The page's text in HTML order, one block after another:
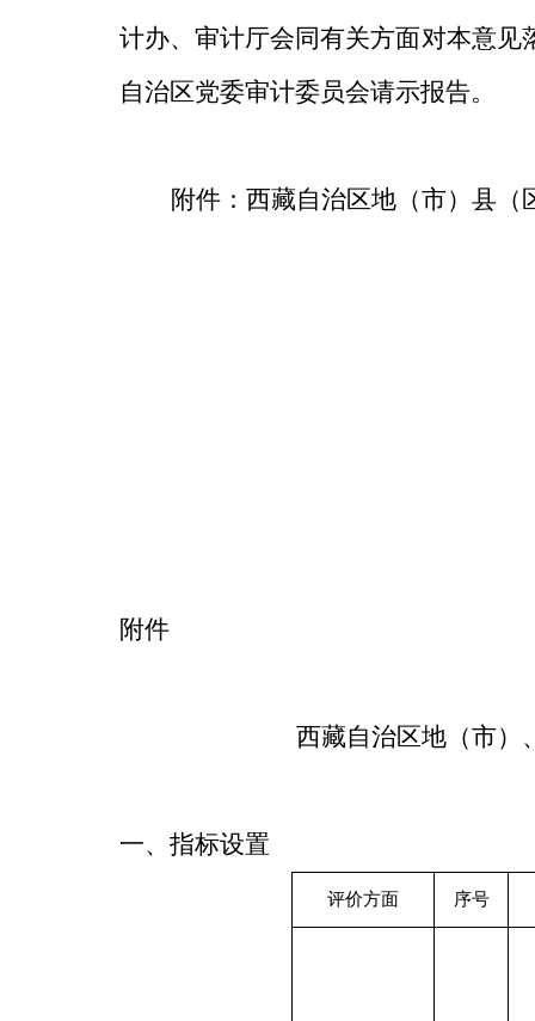
计办、审计厅会同有关方面对本意
自治区党委审计委员会请示报告。
附件 ：西藏自治区地（市）县（
附件
西藏自治区地（市）
一、指标设置
评价方面 序号